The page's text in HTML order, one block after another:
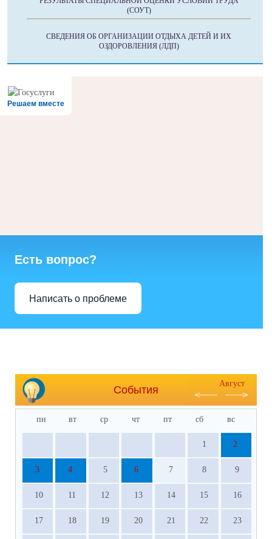
(СОУТ)
СВЕДЕНИЯ ОБ ОРГАНИЗАЦИИ ОТДЫХА ДЕТЕЙ И ИХ
ОЗДОРОВЛЕНИЯ (ЛДП)
Решаем вместе
Есть вопрос?
Написать о проблеме
События
Август
пн вт ср чт пт сб вс
1 2
3 4 5 6 7 8 9
10 11 12 13 14 15 16
17 18 19 20 21 22 23